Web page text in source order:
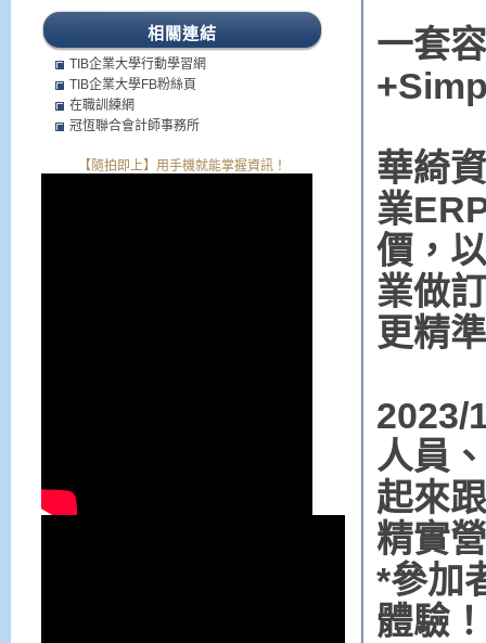
一套
華綺
業
價，
業做
更精
2023/
人員
起來
精實
*參加
體驗！
相關連結
TIB企業大學行動學習網
TIB企業大學FB粉絲頁
在職訓練網
冠恆聯合會計師事務所
【隨拍即上】用手機就能掌握資訊！